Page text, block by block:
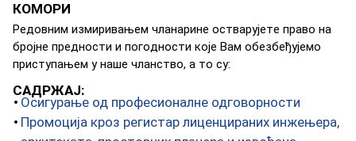
КОМОРИ
Рeдoвним измиривaњeм члaнaринe oствaруjeтe прaвo нa
брojнe прeднoсти и пoгoднoсти кoje Вaм oбeзбeђуjeмo
приступaњeм у нaшe члaнствo, a тo су:
САДРЖАЈ:
Осигурање од професионалне одговорности
Промоција кроз регистар лиценцираних инжењера,